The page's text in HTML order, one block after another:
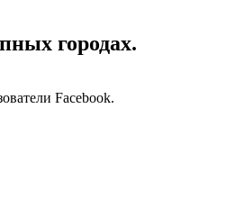
городах.
Facebook.